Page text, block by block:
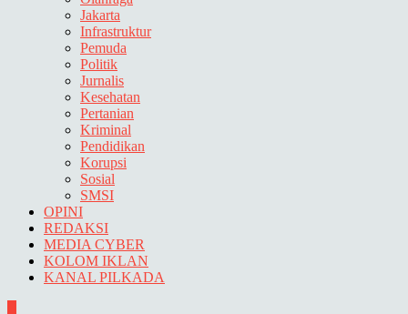
Jakarta
Infrastruktur
Pemuda
Politik
Jurnalis
Kesehatan
Pertanian
Kriminal
Pendidikan
Korupsi
Sosial
SMSI
OPINI
REDAKSI
MEDIA CYBER
KOLOM IKLAN
KANAL PILKADA